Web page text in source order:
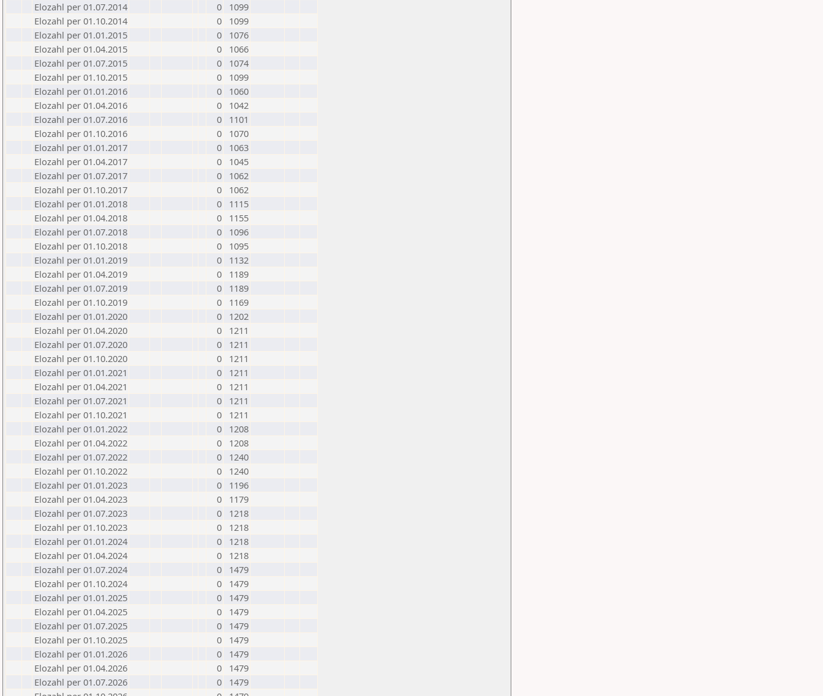
Elozahl per 01.07.2014
0
1099
Elozahl per 01.10.2014
0
1099
Elozahl per 01.01.2015
0
1076
Elozahl per 01.04.2015
0
1066
Elozahl per 01.07.2015
0
1074
Elozahl per 01.10.2015
0
1099
Elozahl per 01.01.2016
0
1060
Elozahl per 01.04.2016
0
1042
Elozahl per 01.07.2016
0
1101
Elozahl per 01.10.2016
0
1070
Elozahl per 01.01.2017
0
1063
Elozahl per 01.04.2017
0
1045
Elozahl per 01.07.2017
0
1062
Elozahl per 01.10.2017
0
1062
Elozahl per 01.01.2018
0
1115
Elozahl per 01.04.2018
0
1155
Elozahl per 01.07.2018
0
1096
Elozahl per 01.10.2018
0
1095
Elozahl per 01.01.2019
0
1132
Elozahl per 01.04.2019
0
1189
Elozahl per 01.07.2019
0
1189
Elozahl per 01.10.2019
0
1169
Elozahl per 01.01.2020
0
1202
Elozahl per 01.04.2020
0
1211
Elozahl per 01.07.2020
0
1211
Elozahl per 01.10.2020
0
1211
Elozahl per 01.01.2021
0
1211
Elozahl per 01.04.2021
0
1211
Elozahl per 01.07.2021
0
1211
Elozahl per 01.10.2021
0
1211
Elozahl per 01.01.2022
0
1208
Elozahl per 01.04.2022
0
1208
Elozahl per 01.07.2022
0
1240
Elozahl per 01.10.2022
0
1240
Elozahl per 01.01.2023
0
1196
Elozahl per 01.04.2023
0
1179
Elozahl per 01.07.2023
0
1218
Elozahl per 01.10.2023
0
1218
Elozahl per 01.01.2024
0
1218
Elozahl per 01.04.2024
0
1218
Elozahl per 01.07.2024
0
1479
Elozahl per 01.10.2024
0
1479
Elozahl per 01.01.2025
0
1479
Elozahl per 01.04.2025
0
1479
Elozahl per 01.07.2025
0
1479
Elozahl per 01.10.2025
0
1479
Elozahl per 01.01.2026
0
1479
Elozahl per 01.04.2026
0
1479
Elozahl per 01.07.2026
0
1479